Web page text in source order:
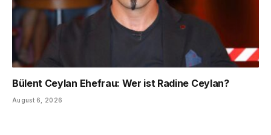
Bülent Ceylan Ehefrau: Wer ist Radine Ceylan?
August 6, 2026